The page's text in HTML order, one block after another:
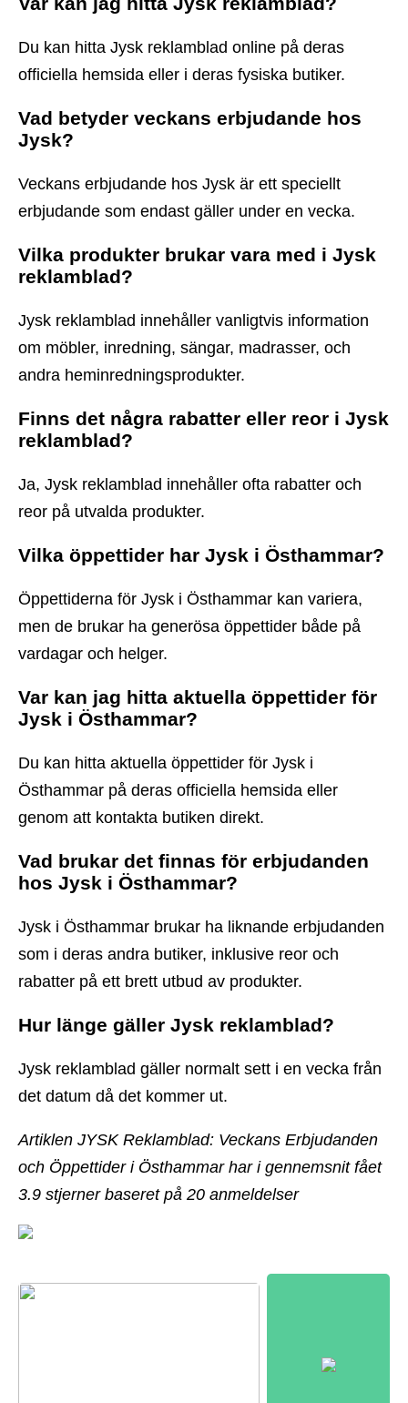
Du kan hitta Jysk reklamblad online på deras
officiella hemsida eller i deras fysiska butiker.
Vad betyder veckans erbjudande hos
Jysk?
Veckans erbjudande hos Jysk är ett speciellt
erbjudande som endast gäller under en vecka.
Vilka produkter brukar vara med i Jysk
reklamblad?
Jysk reklamblad innehåller vanligtvis information
om möbler, inredning, sängar, madrasser, och
andra heminredningsprodukter.
Finns det några rabatter eller reor i Jysk
reklamblad?
Ja, Jysk reklamblad innehåller ofta rabatter och
reor på utvalda produkter.
Vilka öppettider har Jysk i Östhammar?
Öppettiderna för Jysk i Östhammar kan variera,
men de brukar ha generösa öppettider både på
vardagar och helger.
Var kan jag hitta aktuella öppettider för
Jysk i Östhammar?
Du kan hitta aktuella öppettider för Jysk i
Östhammar på deras officiella hemsida eller
genom att kontakta butiken direkt.
Vad brukar det finnas för erbjudanden
hos Jysk i Östhammar?
Jysk i Östhammar brukar ha liknande erbjudanden
som i deras andra butiker, inklusive reor och
rabatter på ett brett utbud av produkter.
Hur länge gäller Jysk reklamblad?
Jysk reklamblad gäller normalt sett i en vecka från
det datum då det kommer ut.
Artiklen JYSK Reklamblad: Veckans Erbjudanden
och Öppettider i Östhammar har i gennemsnit fået
3.9 stjerner baseret på 20 anmeldelser